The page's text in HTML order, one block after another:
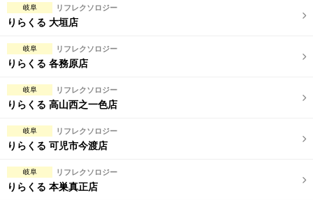
日本人スタッフのみ
駅から徒歩5分以内
岐阜 リフレクソロジー
りらくる 大垣店
岐阜 リフレクソロジー
りらくる 各務原店
岐阜 リフレクソロジー
りらくる 高山西之一色店
岐阜 リフレクソロジー
りらくる 可児市今渡店
岐阜 リフレクソロジー
りらくる 本巣真正店